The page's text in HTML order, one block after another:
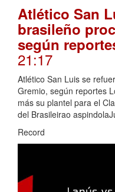
Atlético San
brasileño
según
21:17
Atlético San Luis se
Gremio, según reportes
más su plantel para el
del Brasileirao
Record